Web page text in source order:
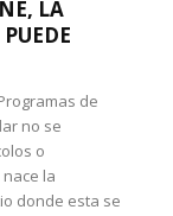
LA
de
no se
o
la
donde esta se